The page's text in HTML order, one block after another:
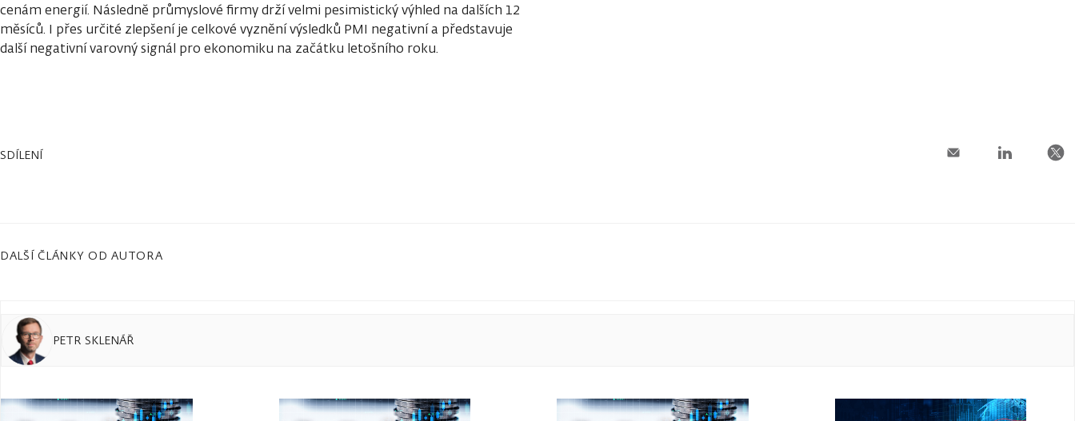
cenám energií. Následně průmyslové firmy drží velmi pesimistický výhled na dalších 12
měsíců. I přes určité zlepšení je celkové vyznění výsledků PMI negativní a představuje
další negativní varovný signál pro ekonomiku na začátku letošního roku.
SDÍLENÍ
DALŠÍ ČLÁNKY OD AUTORA
PETR SKLENÁŘ